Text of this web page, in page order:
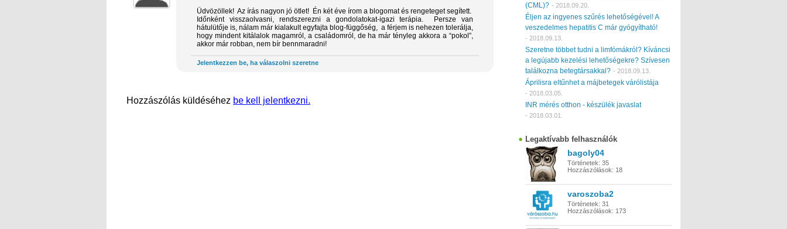
Üdvözöllek! Az írás nagyon jó ötlet! Én két éve írom a blogomat és rengeteget segített.
Időnként visszaolvasni, rendszerezni a gondolatokat-igazi terápia. Persze van
hátulütője is, nálam már kialakult egyfajta blog-függőség, a férjem is nehezen tolerálja,
hogy mindent kitálalok magamról, a családomról, de ha már tényleg akkora a “pokol”,
akkor már robban, nem bír bennmaradni!
Jelentkezzen be, ha válaszolni szeretne
Hozzászólás küldéséhez be kell jelentkezni.
(CML)? - 2018.09.20.
Éljen az ingyenes szűrés lehetőségével! A
veszedelmes hepatitis C már gyógyítható!
- 2018.09.13.
Szeretne többet tudni a limfómákról? Kíváncsi
a legújabb kezelési lehetőségekre? Szívesen
találkozna betegtársakkal? - 2018.09.13.
Áprilisra eltűnhet a májbetegek várólistája
- 2018.03.05.
INR mérés otthon - készülék javaslat
- 2018.03.01.
Legaktívabb felhasználók
bagoly04
Történetek: 35
Hozzászólások: 18
varoszoba2
Történetek: 31
Hozzászólások: 173